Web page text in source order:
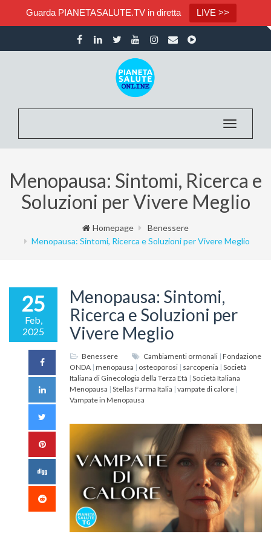
Guarda PIANETASALUTE.TV in diretta LIVE >>
Toggle
Menopausa: Sintomi, Ricerca e
Soluzioni per Vivere Meglio
Homepage
Benessere
Menopausa: Sintomi, Ricerca e Soluzioni per Vivere Meglio
25
Feb,
2025
Menopausa: Sintomi,
Ricerca e Soluzioni per
Vivere Meglio
Benessere Cambiamenti ormonali | Fondazione
ONDA | menopausa | osteoporosi | sarcopenia | Società
Italiana di Ginecologia della Terza Età | Società Italiana
Menopausa | Stellas Farma Italia | vampate di calore |
Vampate in Menopausa